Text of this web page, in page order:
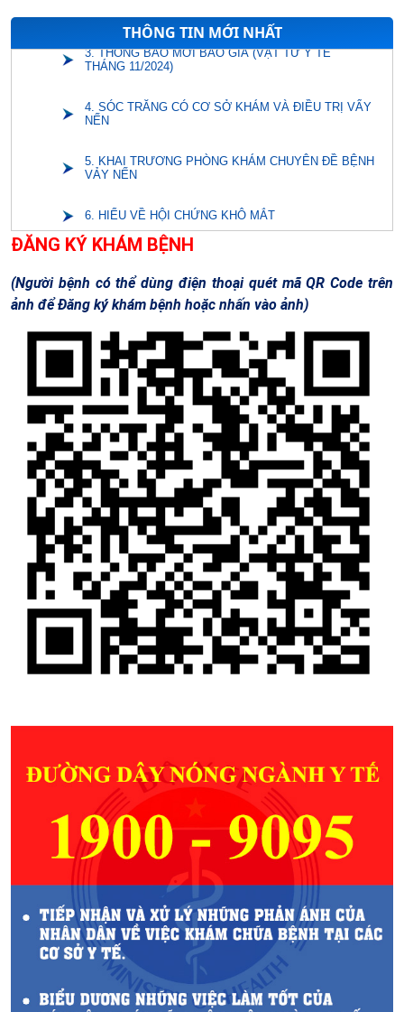
THÔNG TIN MỚI NHẤT
3. THÔNG BÁO MỜI BÁO GIÁ (VẬT TƯ Y TẾ
THÁNG 11/2024)
4. SÓC TRĂNG CÓ CƠ SỞ KHÁM VÀ ĐIỀU TRỊ VẨY
NẾN
5. KHAI TRƯƠNG PHÒNG KHÁM CHUYÊN ĐỀ BỆNH
VẢY NẾN
6. HIỂU VỀ HỘI CHỨNG KHÔ MẮT
7. THUỐC CINARIZIN 25mg (ĐÌNH CHỈ LƯU HÀNH
8. THUỐC ACYCLOVIR 200mg (ĐÌNH CHỈ LƯU HÀNH
NĂM 2024)
9. THUỐC CEFACLOR 375 MG (ĐÌNH CHỈ LƯU HÀNH
NĂM 2024)
10. BẢN TIN AN TOÀN Y TẾ SỐ 2-2024
1. DỊCH VỤ DA LIỄU
2. DỊCH VỤ KHOA MẮT
3. THÔNG BÁO MỜI BÁO GIÁ (VẬT TƯ Y TẾ
THÁNG 11/2024)
4. SÓC TRĂNG CÓ CƠ SỞ KHÁM VÀ ĐIỀU TRỊ VẨY
NẾN
5. KHAI TRƯƠNG PHÒNG KHÁM CHUYÊN ĐỀ BỆNH
NĂM 2024)
8. THUỐC ACYCLOVIR 200mg (ĐÌNH CHỈ LƯU HÀNH
NĂM 2024)
9. THUỐC CEFACLOR 375 MG (ĐÌNH CHỈ LƯU HÀNH
NĂM 2024)
10. BẢN TIN AN TOÀN Y TẾ SỐ 2-2024
ĐĂNG KÝ KHÁM BỆNH
(Người bệnh có thể dùng điện thoại quét mã QR Code trên
ảnh để Đăng ký khám bệnh hoặc nhấn vào ảnh)